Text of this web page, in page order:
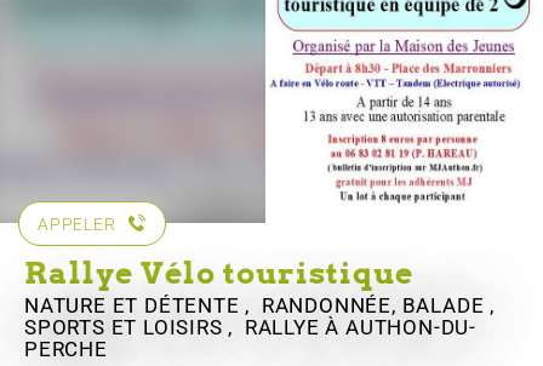
APPELER
Rallye Vélo touristique
NATURE ET DÉTENTE , RANDONNÉE, BALADE ,
SPORTS ET LOISIRS , RALLYEÀ AUTHON-DU-
PERCHE